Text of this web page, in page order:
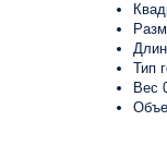
Тип
Вес